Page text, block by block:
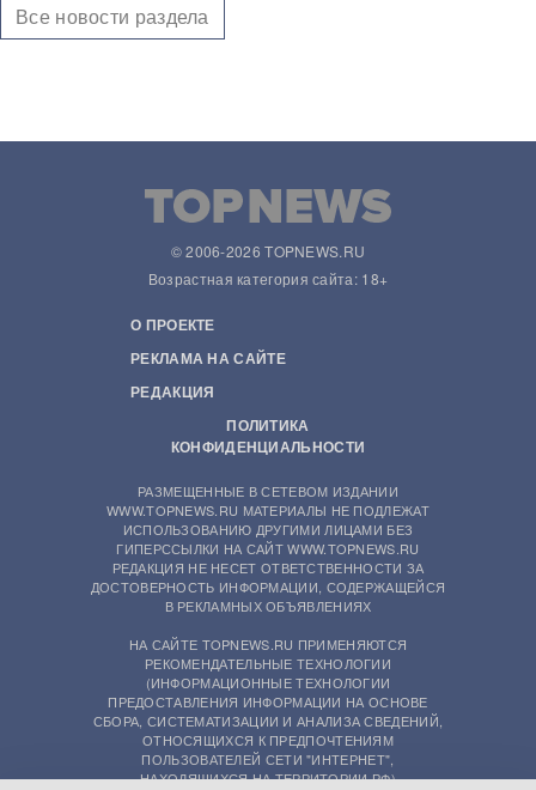
Все новости раздела
© 2006-2026 TOPNEWS.RU
Возрастная категория сайта: 18+
О ПРОЕКТЕ
РЕКЛАМА НА САЙТЕ
РЕДАКЦИЯ
ПОЛИТИКА
КОНФИДЕНЦИАЛЬНОСТИ
РАЗМЕЩЕННЫЕ В СЕТЕВОМ ИЗДАНИИ
WWW.TOPNEWS.RU МАТЕРИАЛЫ НЕ ПОДЛЕЖАТ
ИСПОЛЬЗОВАНИЮ ДРУГИМИ ЛИЦАМИ БЕЗ
ГИПЕРССЫЛКИ НА САЙТ WWW.TOPNEWS.RU
РЕДАКЦИЯ НЕ НЕСЕТ ОТВЕТСТВЕННОСТИ ЗА
ДОСТОВЕРНОСТЬ ИНФОРМАЦИИ, СОДЕРЖАЩЕЙСЯ
В РЕКЛАМНЫХ ОБЪЯВЛЕНИЯХ
НА САЙТЕ TOPNEWS.RU ПРИМЕНЯЮТСЯ
РЕКОМЕНДАТЕЛЬНЫЕ ТЕХНОЛОГИИ
(ИНФОРМАЦИОННЫЕ ТЕХНОЛОГИИ
ПРЕДОСТАВЛЕНИЯ ИНФОРМАЦИИ НА ОСНОВЕ
СБОРА, СИСТЕМАТИЗАЦИИ И АНАЛИЗА СВЕДЕНИЙ,
ОТНОСЯЩИХСЯ К ПРЕДПОЧТЕНИЯМ
ПОЛЬЗОВАТЕЛЕЙ СЕТИ "ИНТЕРНЕТ",
НАХОДЯЩИХСЯ НА ТЕРРИТОРИИ РФ)